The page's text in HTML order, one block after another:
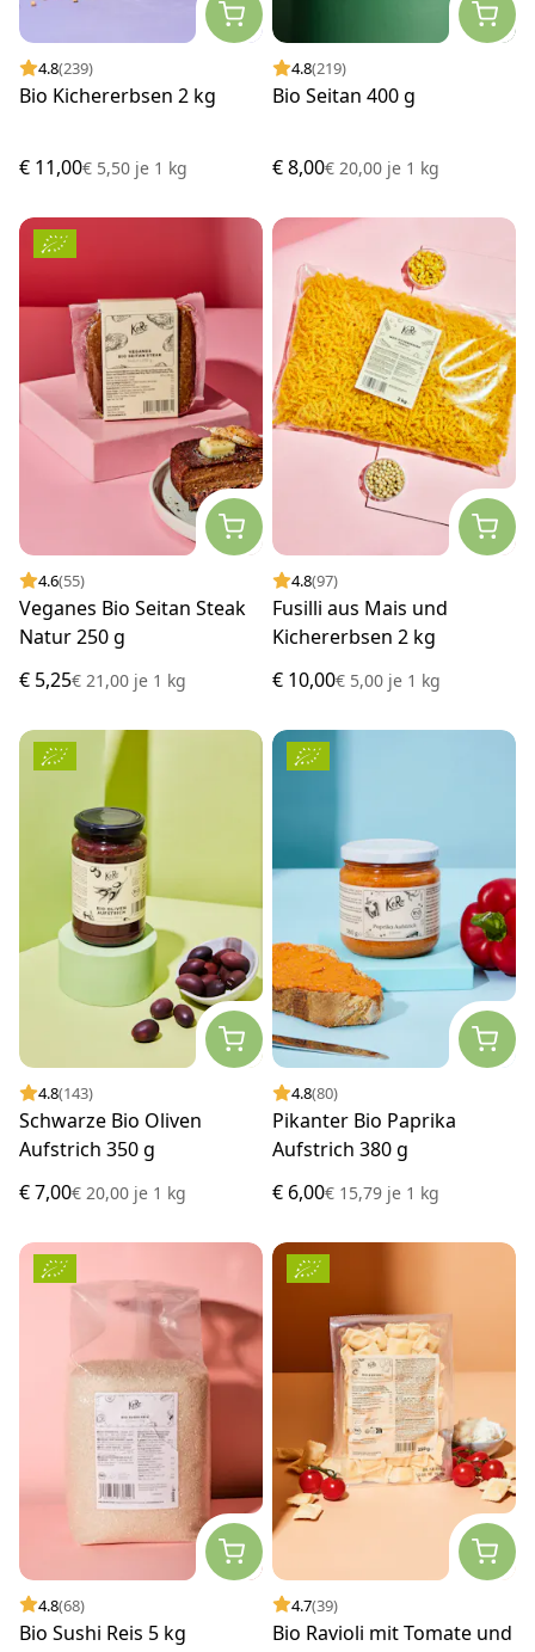
4.8(239)
Bio Kichererbsen 2 kg
€ 11,00€ 5,50 je 1 kg
4.8(219)
Bio Seitan 400 g
€ 8,00€ 20,00 je 1 kg
4.6(55)
Veganes Bio Seitan Steak
Natur 250 g
€ 5,25€ 21,00 je 1 kg
4.8(97)
Fusilli aus Mais und
Kichererbsen 2 kg
€ 10,00€ 5,00 je 1 kg
4.8(143)
Schwarze Bio Oliven
Aufstrich 350 g
€ 7,00€ 20,00 je 1 kg
4.8(80)
Pikanter Bio Paprika
Aufstrich 380 g
€ 6,00€ 15,79 je 1 kg
4.8(68)
Bio Sushi Reis 5 kg
4.7(39)
Bio Ravioli mit Tomate und